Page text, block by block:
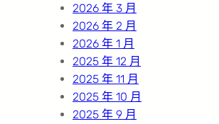
2026 年 3 月
2026 年 2 月
2026 年 1 月
2025 年 12 月
2025 年 11 月
2025 年 10 月
2025 年 9 月